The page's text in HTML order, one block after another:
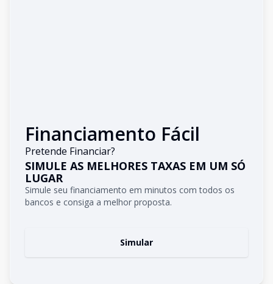
Financiamento Fácil
Pretende Financiar?
SIMULE AS MELHORES TAXAS EM UM SÓ
LUGAR
Simule seu financiamento em minutos com todos os
bancos e consiga a melhor proposta.
Simular